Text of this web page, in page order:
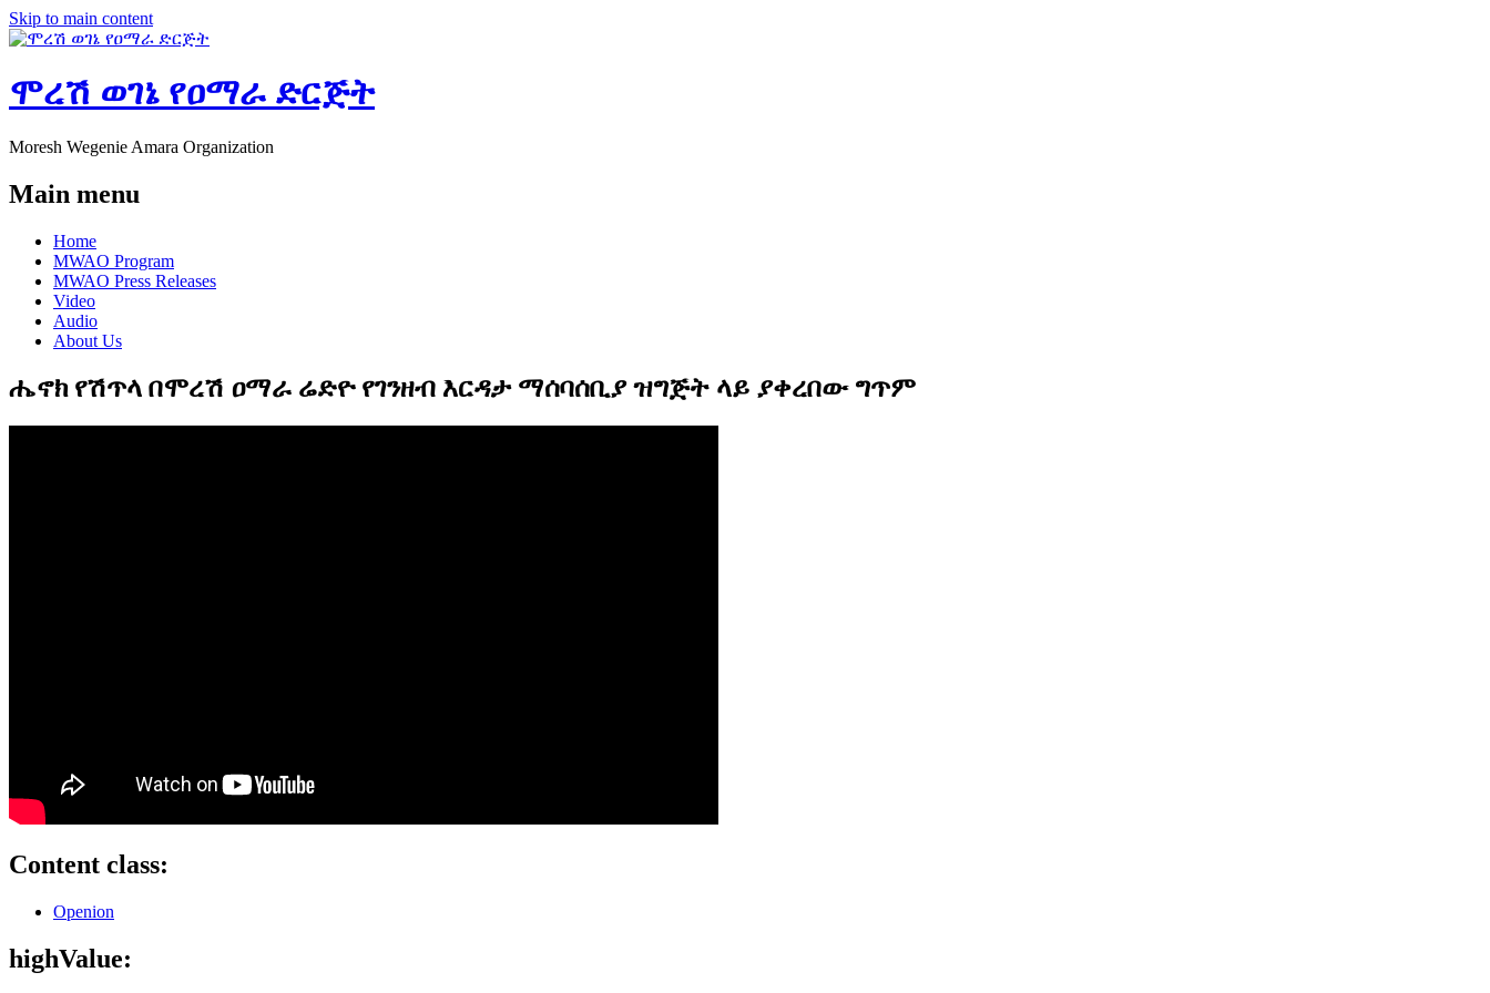
Skip to main content
ሞረሽ ወገኔ የዐማራ ድርጅት
Moresh Wegenie Amara Organization
Main menu
Home
MWAO Program
MWAO Press Releases
Video
Audio
About Us
ሔኖክ የሽጥላ በሞረሽ ዐማራ ሬድዮ የገንዘብ እርዳታ ማሰባሰቢያ ዝግጅት ላይ ያቀረበው ግጥም
Content class:
Openion
highValue: